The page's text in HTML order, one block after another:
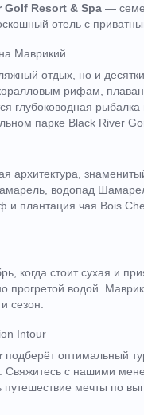
Golf Resort & Spa —
отель с
Маврикий
отдых, но и
рифам,
глубоководная
парке Black River
архитектура,
водопад
плантация чая Bois
когда стоит сухая и
прогретой водой.
сезон.
Intour
подберёт оптимальный
Свяжитесь с нашими
мечты по